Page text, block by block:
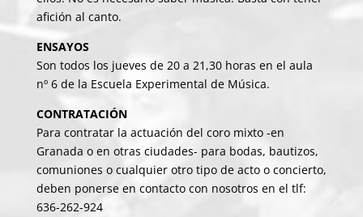
afición al canto.
ENSAYOS
Son todos los jueves de 20 a 21,30 horas en el aula
nº 6 de la Escuela Experimental de Música.
CONTRATACIÓN
Para contratar la actuación del coro mixto -en
Granada o en otras ciudades- para bodas, bautizos,
comuniones o cualquier otro tipo de acto o concierto,
deben ponerse en contacto con nosotros en el tlf:
636-262-924